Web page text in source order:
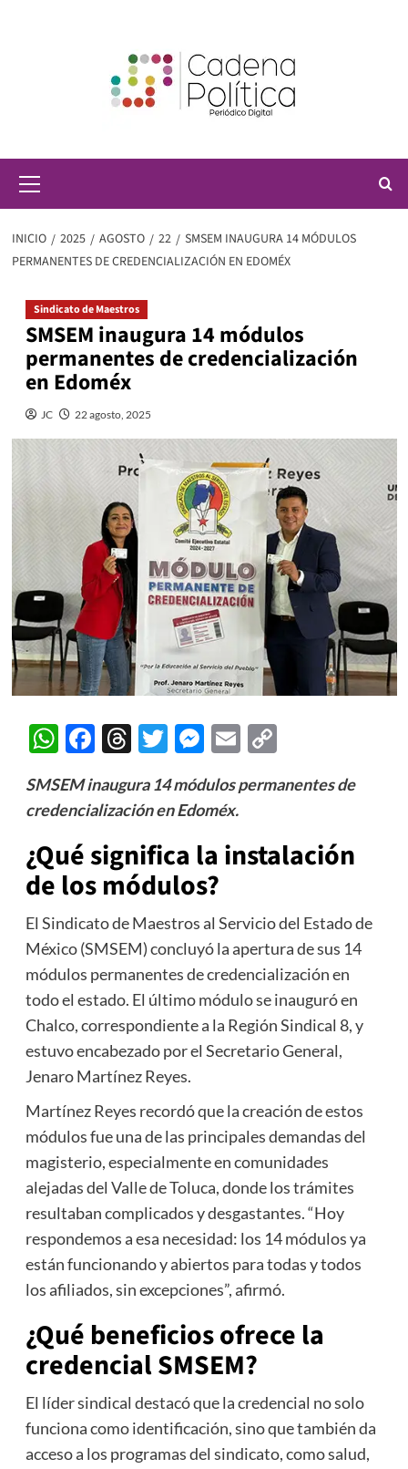
principal
INICIO 2025 AGOSTO 22
SMSEM INAUGURA 14 MÓDULOS
PERMANENTES DE CREDENCIALIZACIÓN EN EDOMÉX
Sindicato de Maestros
SMSEM inaugura 14 módulos
permanentes de credencialización
en Edoméx
JC 22 agosto, 2025
WhatsApp
Facebook
Threads
Twitter
Messenger
EmailCopy
SMSEM inaugura 14 módulos permanentes de
credencialización en Edoméx.
¿Qué significa la instalación
de los módulos?
El Sindicato de Maestros al Servicio del Estado de
México (SMSEM) concluyó la apertura de sus 14
módulos permanentes de credencialización en
todo el estado. El último módulo se inauguró en
Chalco, correspondiente a la Región Sindical 8, y
estuvo encabezado por el Secretario General,
Jenaro Martínez Reyes.
Martínez Reyes recordó que la creación de estos
módulos fue una de las principales demandas del
magisterio, especialmente en comunidades
alejadas del Valle de Toluca, donde los trámites
resultaban complicados y desgastantes. “Hoy
respondemos a esa necesidad: los 14 módulos ya
están funcionando y abiertos para todas y todos
los afiliados, sin excepciones”, afirmó.
¿Qué beneficios ofrece la
credencial SMSEM?
El líder sindical destacó que la credencial no solo
funciona como identificación, sino que también da
acceso a los programas del sindicato, como salud,